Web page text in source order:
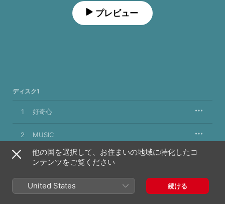
プレビュー
ディスク1
1 好奇心
2 MUSIC
3 Festival
4 No Way
他の国を選択して、お住まいの地域に特化したコ
ンテンツをご覧ください
United States 続ける